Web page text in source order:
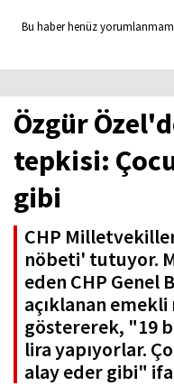
Bu haber henüz
Özgür
tepkisi:
gibi
CHP
nöbeti' tutuyor.
eden CHP Genel
açıklanan emekli
göstererek, "19
lira yapıyorlar.
alay eder gibi"